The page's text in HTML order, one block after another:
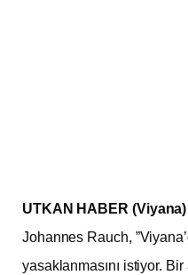
UTKAN HABER
Johannes Rauch,
yasaklanmasını istiyor. Bir